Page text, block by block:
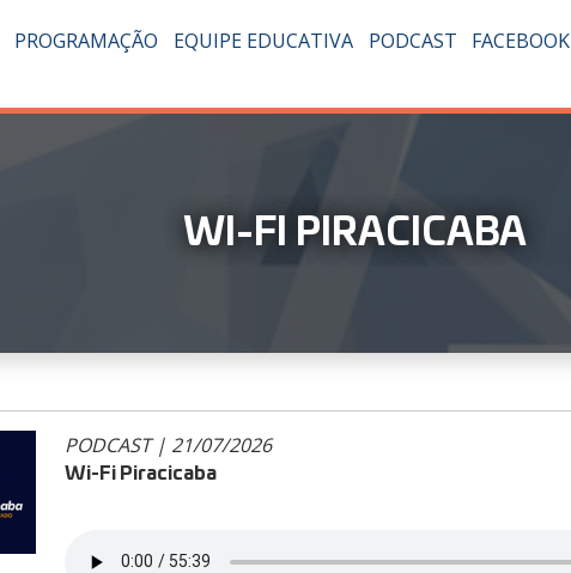
PROGRAMAÇÃO EQUIPE EDUCATIVA PODCAST FACEBOOK
WI-FI PIRACICABA
PODCAST | 21/07/2026
Wi-Fi Piracicaba